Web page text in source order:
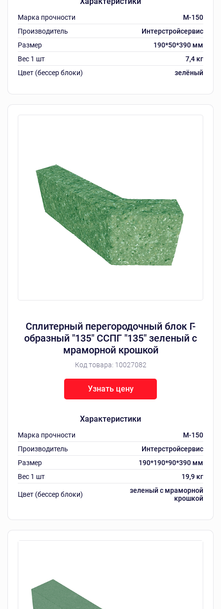
Марка прочности
M-150
Производитель
Интерстройсервис
Размер
190*50*390 мм
Вес 1 шт
7,4 кг
Цвет (бессер блоки)
зелёный
Сплитерный перегородочный блок Г-
образный "135" ССПГ "135" зеленый с
мраморной крошкой
Код товара: 10027082
Характеристики
Марка прочности
M-150
Производитель
Интерстройсервис
Размер
190*190*90*390 мм
Вес 1 шт
19,9 кг
Цвет (бессер блоки)
зеленый с мраморной
крошкой
Узнать цену